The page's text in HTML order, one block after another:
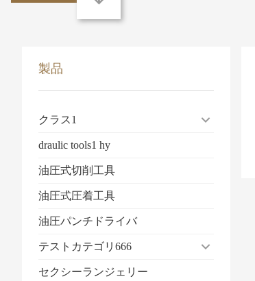
製品
クラス1
draulic tools1 hy
油圧式切削工具
油圧式圧着工具
油圧パンチドライバ
テストカテゴリ666
セクシーランジェリー